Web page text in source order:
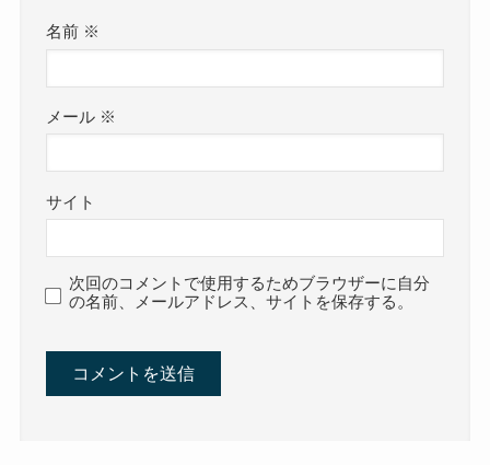
名前 ※
メール ※
サイト
次回のコメントで使用するためブラウザーに自分
の名前、メールアドレス、サイトを保存する。